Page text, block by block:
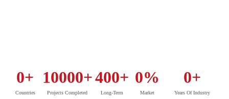
Countries
0+
Projects Completed
10000+
Long-Term
400+
Market
0%
Years Of Industry
0+